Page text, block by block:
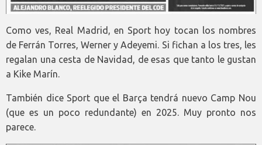
Como ves, Real Madrid, en Sport hoy tocan los nombres
de Ferrán Torres, Werner y Adeyemi. Si fichan a los tres, les
regalan una cesta de Navidad, de esas que tanto le gustan
a Kike Marín.
También dice Sport que el Barça tendrá nuevo Camp Nou
(que es un poco redundante) en 2025. Muy pronto nos
parece.